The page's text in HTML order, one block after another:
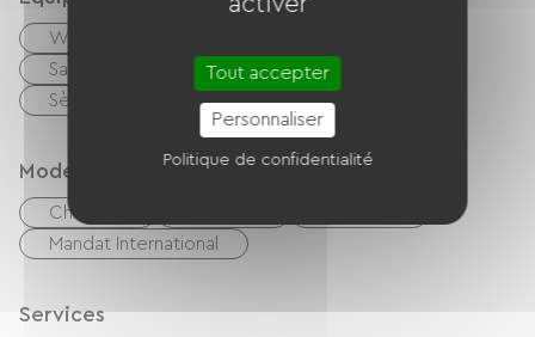
Wifi gratuit
Salon de jardin
Matériel Bébé
Sèche cheveux
Sanitaires communs
Modes de paiement
Chèques
Mandat International
Services
Tout accepter
Personnaliser
Politique de confidentialité